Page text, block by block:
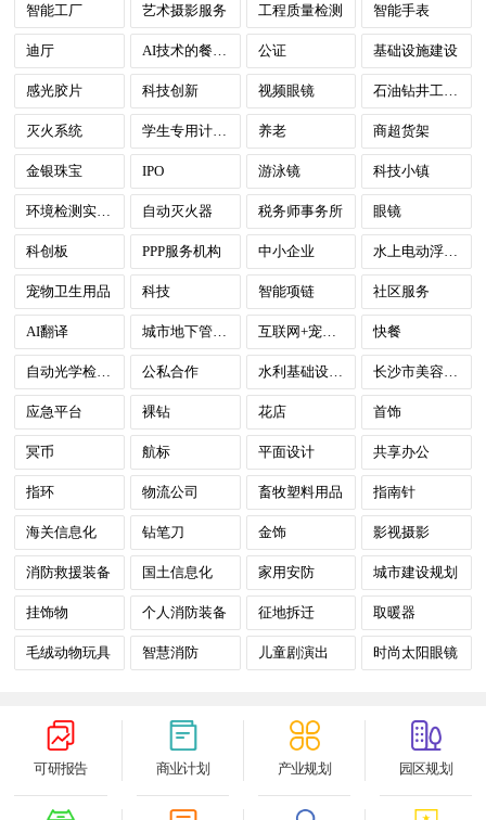
智能工厂 艺术摄影服务 工程质量检测 智能手表
迪厅 公证 基础设施建设
感光胶片 科技创新 视频眼镜
灭火系统 学生专用计算器 养老 商超货架
金银珠宝 IPO 游泳镜 科技小镇
自动灭火器 税务师事务所 眼镜
科创板 PPP服务机构 中小企业
宠物卫生用品 科技 智能项链 社区服务
AI翻译 城市地下管线探测 互联网+宠物店 快餐
公私合作 水利基础设施咨询
应急平台 裸钻 花店 首饰
冥币 航标 平面设计 共享办公
指环 物流公司 畜牧塑料用品 指南针
海关信息化 钻笔刀 金饰 影视摄影
消防救援装备 国土信息化 家用安防 城市建设规划
挂饰物 个人消防装备 征地拆迁 取暖器
毛绒动物玩具 智慧消防 儿童剧演出 时尚太阳眼镜
可研报告 商业计划 产业规划 园区规划